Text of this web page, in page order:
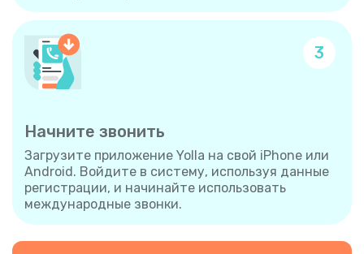
3
Начните звонить
Загрузите приложение Yolla на свой iPhone или
Android. Войдите в систему, используя данные
регистрации, и начинайте использовать
международные звонки.